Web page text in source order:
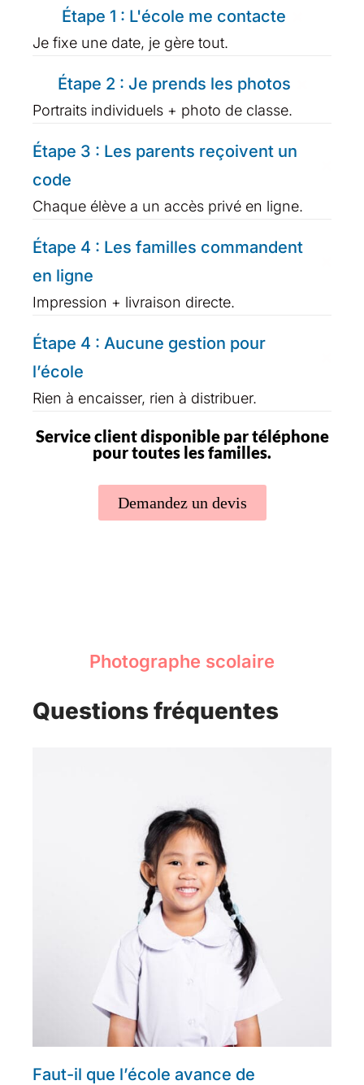
Étape 1 : L'école me contacte
Je fixe une date, je gère tout.
Étape 2 : Je prends les photos
Portraits individuels + photo de classe.
Étape 3 : Les parents reçoivent un
code
Chaque élève a un accès privé en ligne.
Étape 4 : Les familles commandent
en ligne
Impression + livraison directe.
Étape 4 : Aucune gestion pour
l’école
Rien à encaisser, rien à distribuer.
Service client disponible par téléphone
pour toutes les familles.
Demandez un devis
Photographe scolaire
Questions fréquentes
Faut-il que l’école avance de